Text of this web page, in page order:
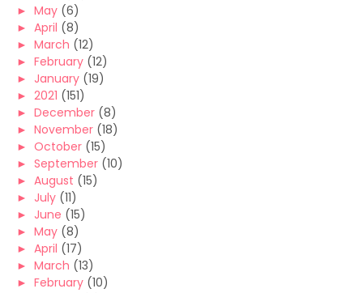
► May (6)
► April (8)
► March (12)
► February (12)
► January (19)
► 2021 (151)
► December (8)
► November (18)
► October (15)
► September (10)
► August (15)
► July (11)
► June (15)
► May (8)
► April (17)
► March (13)
► February (10)